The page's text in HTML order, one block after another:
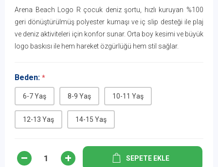
Arena Beach Logo R çocuk deniz şortu, hızlı kuruyan %100
geri dönüştürülmüş polyester kumaşı ve iç slip desteği ile plaj
ve deniz aktiviteleri için konfor sunar. Orta boy kesimi ve büyük
logo baskısı ile hem hareket özgürlüğü hem stil sağlar.
Beden: *
6-7 Yaş 8-9 Yaş 10-11 Yaş
12-13 Yaş 14-15 Yaş
SEPETE EKLE